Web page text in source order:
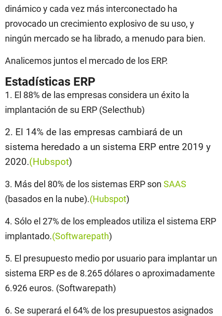
dinámico y cada vez más interconectado ha
provocado un crecimiento explosivo de su uso, y
ningún mercado se ha librado, a menudo para bien.
Analicemos juntos el mercado de los ERP.
Estadísticas ERP
1. El 88% de las empresas considera un éxito la
implantación de su ERP (Selecthub)
2. El 14% de las empresas cambiará de un
sistema heredado a un sistema ERP entre 2019 y
2020.(Hubspot)
3. Más del 80% de los sistemas ERP son SAAS
(basados en la nube).(Hubspot)
4. Sólo el 27% de los empleados utiliza el sistema ERP
implantado.(Softwarepath)
5. El presupuesto medio por usuario para implantar un
sistema ERP es de 8.265 dólares o aproximadamente
6.926 euros. (Softwarepath)
6. Se superará el 64% de los presupuestos asignados